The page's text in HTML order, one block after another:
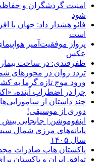
امنیت گردشگران و
شود
فائو هشدار داد: جهان با
است
پرواز موفقیت‌آمیز
عکس
ظفرقندی: در ساخت
تردد روان در محورهای
ورود موج تازه گرما به
چرا در اضطرابِ آینده،
چند داستان از
دوری از موسیقی!
اینفوموشن | جابجایی بیش
پایانه‌های مرزی شمال
سال ۱۴۰۵
پاکستان هاب صادرات